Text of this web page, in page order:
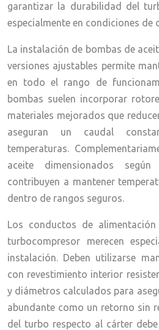
garantizar la durabilidad del
especialmente en condiciones de
La instalación de bombas de
versiones ajustables permite
en todo el rango de
bombas suelen incorporar
materiales mejorados que
aseguran un caudal
temperaturas.
aceite dimensionados
contribuyen a mantener
dentro de rangos seguros.
Los conductos de
turbocompresor merecen
instalación. Deben utilizarse
con revestimiento interior
y diámetros calculados para
abundante como un retorno sin
del turbo respecto al cárter